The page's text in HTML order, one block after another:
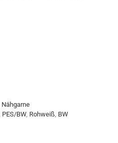
Nähgarne
PES/BW, Rohweiß, BW